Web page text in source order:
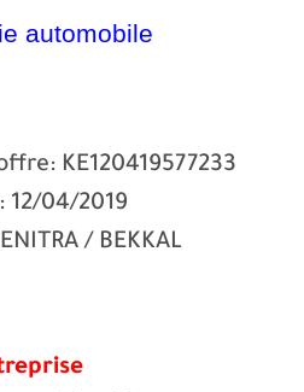
automobile
KE120419577233
12/04/2019
/ BEKKAL